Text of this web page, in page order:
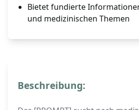
Bietet fundierte
und medizinischen Themen
Beschreibung: